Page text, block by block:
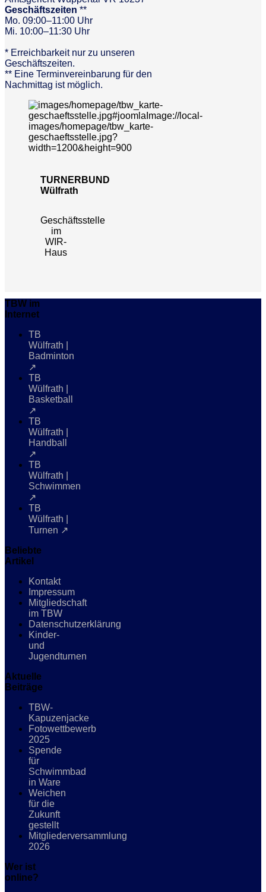
Geschäftszeiten **
Mo. 09:00–11:00 Uhr
Mi. 10:00–11:30 Uhr
* Erreichbarkeit nur zu unseren
Geschäftszeiten.
** Eine Terminvereinbarung für den
Nachmittag ist möglich.
TURNERBUND
Wülfrath
Geschäftsstelle
im
WIR-
Haus
TBW im
Internet
TB
Wülfrath |
Badminton
↗
TB
Wülfrath |
Basketball
↗
TB
Wülfrath |
Handball
↗
TB
Wülfrath |
Schwimmen
↗
TB
Wülfrath |
Turnen ↗
Beliebte
Artikel
Kontakt
Impressum
Mitgliedschaft
im TBW
Datenschutzerklärung
Kinder-
und
Jugendturnen
Aktuelle
Beiträge
TBW-
Kapuzenjacke
Fotowettbewerb
2025
Spende
für
Schwimmbad
in Ware
Weichen
für die
Zukunft
gestellt
Mitgliederversammlung
2026
Wer ist
online?